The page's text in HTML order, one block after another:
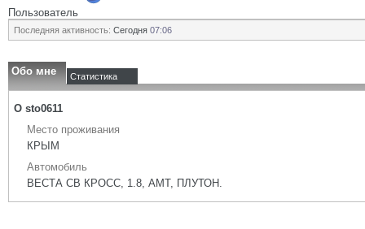
Пользователь
Последняя активность: Сегодня 07:06
Обо мне Статистика
О sto0611
Место проживания
КРЫМ
Автомобиль
ВЕСТА СВ КРОСС, 1.8, АМТ, ПЛУТОН.